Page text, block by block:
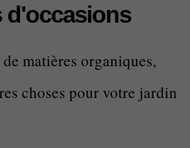
d'occasions
matières organiques,
choses pour votre jardin